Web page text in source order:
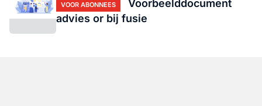
VOOR ABONNEES
Voorbeelddocument
advies or bij fusie